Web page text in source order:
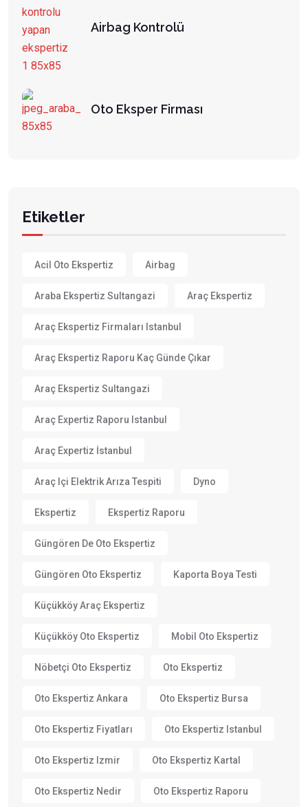
Airbag Kontrolü
Oto Eksper Firması
Etiketler
Acil Oto Ekspertiz Airbag
Araba Ekspertiz Sultangazi Araç Ekspertiz
Araç Ekspertiz Firmaları Istanbul
Araç Ekspertiz Raporu Kaç Günde Çıkar
Araç Ekspertiz Sultangazi
Araç Expertiz Raporu Istanbul
Araç Expertiz İstanbul
Araç Içi Elektrik Arıza Tespiti Dyno
Ekspertiz Ekspertiz Raporu
Güngören De Oto Ekspertiz
Güngören Oto Ekspertiz Kaporta Boya Testi
Küçükköy Araç Ekspertiz
Küçükköy Oto Ekspertiz Mobil Oto Ekspertiz
Nöbetçi Oto Ekspertiz Oto Ekspertiz
Oto Ekspertiz Ankara Oto Ekspertiz Bursa
Oto Ekspertiz Fiyatları Oto Ekspertiz Istanbul
Oto Ekspertiz Izmir Oto Ekspertiz Kartal
Oto Ekspertiz Nedir Oto Ekspertiz Raporu